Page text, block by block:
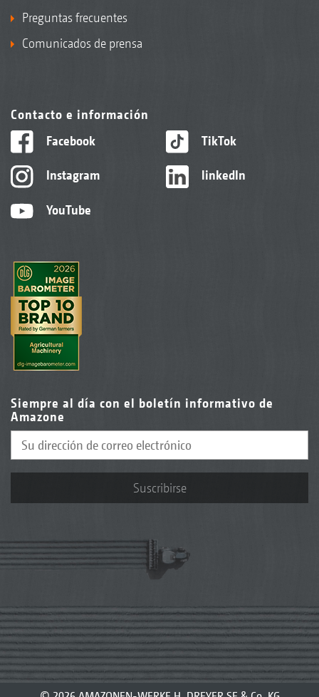
Preguntas frecuentes
Comunicados de prensa
Contacto e información
Facebook
Instagram
YouTube
TikTok
linkedIn
Siempre al día con el boletín informativo de
Amazone
Suscribirse